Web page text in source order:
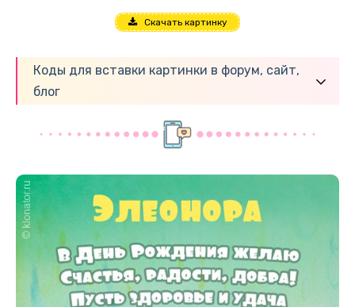
Скачать картинку
Коды для вставки картинки в форум, сайт,
блог